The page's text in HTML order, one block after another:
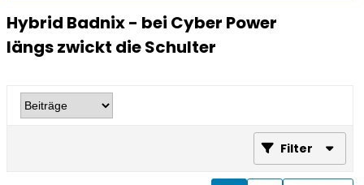
Hybrid Badnix - bei Cyber Power
längs zwickt die Schulter
Filter